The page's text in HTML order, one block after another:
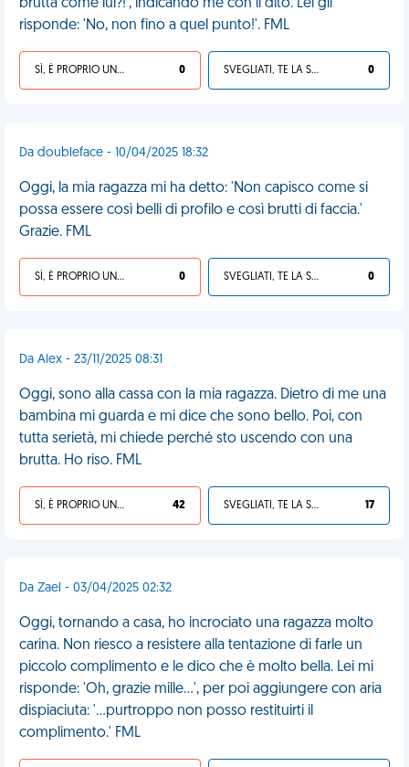
brutta come lui?!', indicando me con il dito. Lei gli
risponde: 'No, non fino a quel punto!'. FML
SÌ, È PROPRIO UNA VDM! 0 SVEGLIATI, TE LA SEI CERCATA! 0
Da doubleface - 10/04/2025 18:32
Oggi, la mia ragazza mi ha detto: 'Non capisco come si
possa essere così belli di profilo e così brutti di faccia.'
Grazie. FML
SÌ, È PROPRIO UNA VDM! 0 SVEGLIATI, TE LA SEI CERCATA! 0
Da Alex - 23/11/2025 08:31
Oggi, sono alla cassa con la mia ragazza. Dietro di me una
bambina mi guarda e mi dice che sono bello. Poi, con
tutta serietà, mi chiede perché sto uscendo con una
brutta. Ho riso. FML
SÌ, È PROPRIO UNA VDM! 42 SVEGLIATI, TE LA SEI CERCATA! 17
Da Zael - 03/04/2025 02:32
Oggi, tornando a casa, ho incrociato una ragazza molto
carina. Non riesco a resistere alla tentazione di farle un
piccolo complimento e le dico che è molto bella. Lei mi
risponde: 'Oh, grazie mille...', per poi aggiungere con aria
dispiaciuta: '...purtroppo non posso restituirti il
complimento.' FML